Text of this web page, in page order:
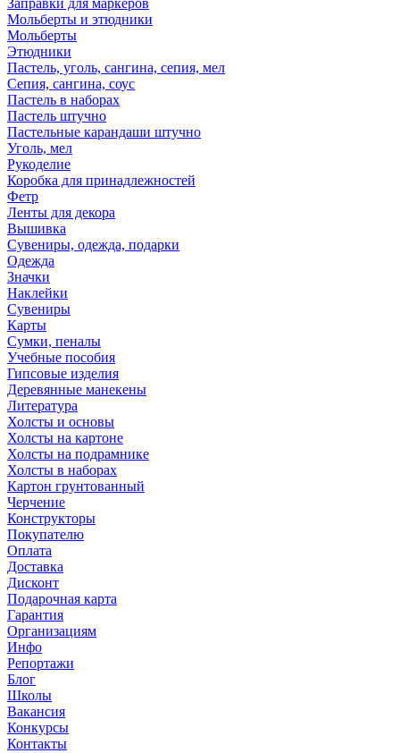
Заправки для маркеров
Мольберты и этюдники
Мольберты
Этюдники
Пастель, уголь, сангина, сепия, мел
Сепия, сангина, соус
Пастель в наборах
Пастель штучно
Пастельные карандаши штучно
Уголь, мел
Рукоделие
Коробка для принадлежностей
Фетр
Ленты для декора
Вышивка
Сувениры, одежда, подарки
Одежда
Значки
Наклейки
Сувениры
Карты
Сумки, пеналы
Учебные пособия
Гипсовые изделия
Деревянные манекены
Литература
Холсты и основы
Холсты на картоне
Холсты на подрамнике
Холсты в наборах
Картон грунтованный
Черчение
Конструкторы
Покупателю
Оплата
Доставка
Дисконт
Подарочная карта
Гарантия
Организациям
Инфо
Репортажи
Блог
Школы
Вакансия
Конкурсы
Контакты